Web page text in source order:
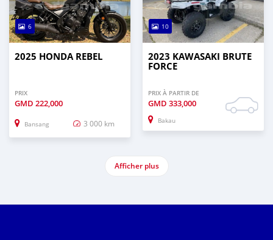
6
2025 HONDA REBEL
PRIX
GMD 222,000
Bansang 3 000 km
10
2023 KAWASAKI BRUTE
FORCE
PRIX À PARTIR DE
GMD 333,000
Bakau
Afficher plus